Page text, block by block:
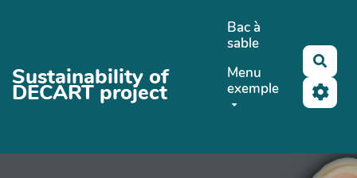
Sustainability of
DECART project
Bac à
sable
Menu
exemple